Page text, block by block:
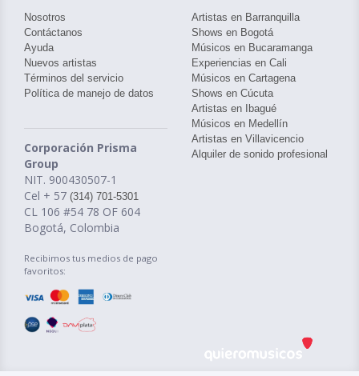
Nosotros
Contáctanos
Ayuda
Nuevos artistas
Términos del servicio
Política de manejo de datos
Corporación Prisma
Group
NIT. 900430507-1
Cel + 57 (314) 701-5301
CL 106 #54 78 OF 604
Bogotá, Colombia
Recibimos tus medios de pago
favoritos:
Artistas en Barranquilla
Shows en Bogotá
Músicos en Bucaramanga
Experiencias en Cali
Músicos en Cartagena
Shows en Cúcuta
Artistas en Ibagué
Músicos en Medellín
Artistas en Villavicencio
Alquiler de sonido profesional